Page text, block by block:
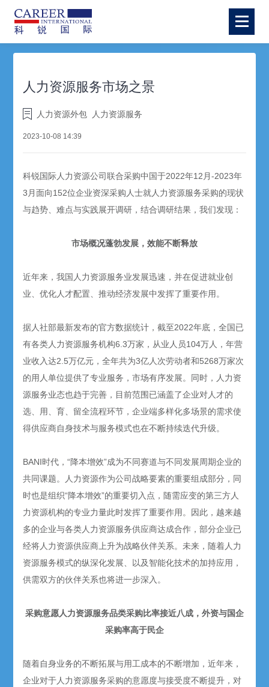
人力资源服务市场之景
人力资源外包 人力资源服务
2023-10-08 14:39
科锐国际人力资源公司联合采购中国于2022年12月-2023年
3月面向152位企业资深采购人士就人力资源服务采购的现状
与趋势、难点与实践展开调研，结合调研结果，我们发现：
市场概况蓬勃发展，效能不断释放
近年来，我国人力资源服务业发展迅速，并在促进就业创
业、优化人才配置、推动经济发展中发挥了重要作用。
据人社部最新发布的官方数据统计，截至2022年底，全国已
有各类人力资源服务机构6.3万家，从业人员104万人，年营
业收入达2.5万亿元，全年共为3亿人次劳动者和5268万家次
的用人单位提供了专业服务，市场有序发展。同时，人力资
源服务业态也趋于完善，目前范围已涵盖了企业对人才的
选、用、育、留全流程环节，企业端多样化多场景的需求使
得供应商自身技术与服务模式也在不断持续迭代升级。
BANI时代，“降本增效”成为不同赛道与不同发展周期企业的
共同课题。人力资源作为公司战略要素的重要组成部分，同
时也是组织“降本增效”的重要切入点，随需应变的第三方人
力资源机构的专业力量此时发挥了重要作用。因此，越来越
多的企业与各类人力资源服务供应商达成合作，部分企业已
经将人力资源供应商上升为战略伙伴关系。未来，随着人力
资源服务模式的纵深化发展、以及智能化技术的加持应用，
供需双方的伙伴关系也将进一步深入。
采购意愿人力资源服务品类采购比率接近八成，外资与国企
采购率高于民企
随着自身业务的不断拓展与用工成本的不断增加，近年来，
企业对于人力资源服务采购的意愿度与接受度不断提升，对